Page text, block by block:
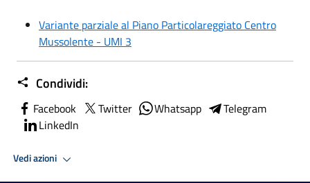
Variante parziale al Piano Particolareggiato Centro
Mussolente - UMI 3
Condividi:
Facebook Twitter Whatsapp
Telegram
LinkedIn
Vedi azioni